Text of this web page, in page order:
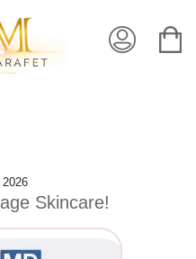
Skincare!